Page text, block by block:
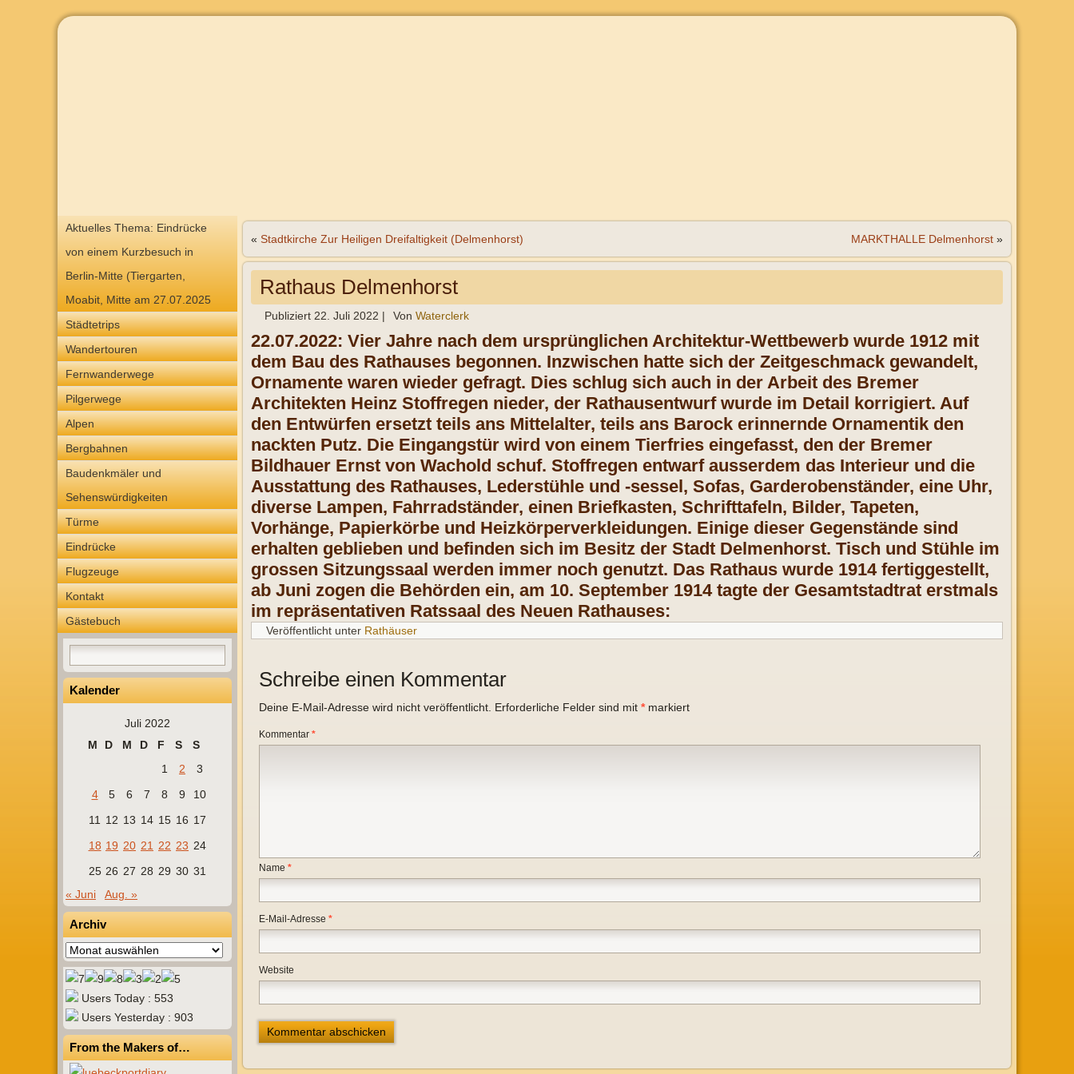
Aktuelles Thema: Eindrücke
von einem Kurzbesuch in
Berlin-Mitte (Tiergarten,
Moabit, Mitte am 27.07.2025
Städtetrips
Wandertouren
Fernwanderwege
Pilgerwege
Alpen
Bergbahnen
Baudenkmäler und
Sehenswürdigkeiten
Türme
Eindrücke
Flugzeuge
Kontakt
Gästebuch
Kalender
Juli 2022
M
D M D F S
S
1
2
3
4
5 6 7 8 9
10
11
12 13 14 15 16 17
18 19 20 21 22 23 24
25 26 27 28 29 30 31
« Juni
Aug. »
Archiv
Archiv
Users Today : 553
Users Yesterday : 903
From the Makers of…
« Stadtkirche Zur Heiligen Dreifaltigkeit (Delmenhorst) MARKTHALLE Delmenhorst »
Rathaus Delmenhorst
Publiziert 22. Juli 2022 | Von Waterclerk
22.07.2022: Vier Jahre nach dem ursprünglichen Architektur-Wettbewerb wurde 1912 mit
dem Bau des Rathauses begonnen. Inzwischen hatte sich der Zeitgeschmack gewandelt,
Ornamente waren wieder gefragt. Dies schlug sich auch in der Arbeit des Bremer
Architekten Heinz Stoffregen nieder, der Rathausentwurf wurde im Detail korrigiert. Auf
den Entwürfen ersetzt teils ans Mittelalter, teils ans Barock erinnernde Ornamentik den
nackten Putz. Die Eingangstür wird von einem Tierfries eingefasst, den der Bremer
Bildhauer Ernst von Wachold schuf. Stoffregen entwarf ausserdem das Interieur und die
Ausstattung des Rathauses, Lederstühle und -sessel, Sofas, Garderobenständer, eine Uhr,
diverse Lampen, Fahrradständer, einen Briefkasten, Schrifttafeln, Bilder, Tapeten,
Vorhänge, Papierkörbe und Heizkörperverkleidungen. Einige dieser Gegenstände sind
erhalten geblieben und befinden sich im Besitz der Stadt Delmenhorst. Tisch und Stühle im
grossen Sitzungssaal werden immer noch genutzt. Das Rathaus wurde 1914 fertiggestellt,
ab Juni zogen die Behörden ein, am 10. September 1914 tagte der Gesamtstadtrat erstmals
im repräsentativen Ratssaal des Neuen Rathauses:
Veröffentlicht unter Rathäuser
Schreibe einen Kommentar
Deine E-Mail-Adresse wird nicht veröffentlicht. Erforderliche Felder sind mit *markiert
Kommentar *
Name *
E-Mail-Adresse *
Website